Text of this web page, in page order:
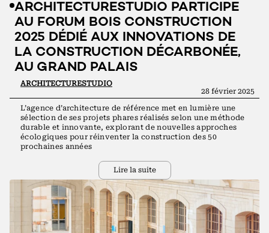
ARCHITECTURESTUDIO PARTICIPE
AU FORUM BOIS CONSTRUCTION
2025 DÉDIÉ AUX INNOVATIONS DE
LA CONSTRUCTION DÉCARBONÉE,
AU GRAND PALAIS
ARCHITECTURESTUDIO
28 février 2025
L’agence d’architecture de référence met en lumière une
sélection de ses projets phares réalisés selon une méthode
durable et innovante, explorant de nouvelles approches
écologiques pour réinventer la construction des 50
prochaines années
Lire la suite